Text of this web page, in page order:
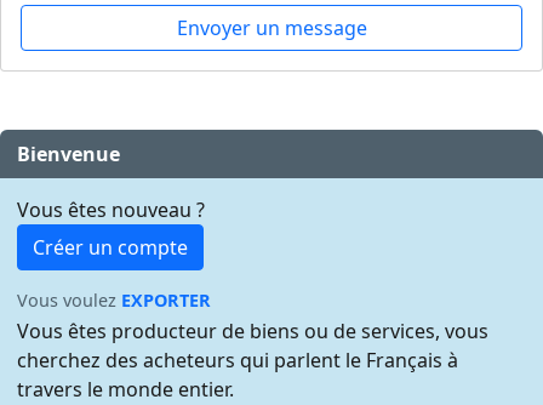
Envoyer un message
Bienvenue
Vous êtes nouveau ?
Créer un compte
Vous voulez EXPORTER
Vous êtes producteur de biens ou de services, vous
cherchez des acheteurs qui parlent le Français à
travers le monde entier.